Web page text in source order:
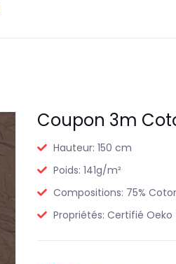
Coupon 3m
Hauteur: 150 cm
Poids: 141g/m²
Compositions: 75%
Propriétés: Certifié Oeko